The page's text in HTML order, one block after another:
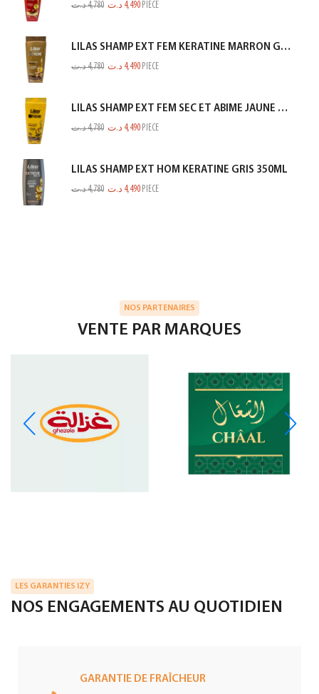
4,780د.ت 4,490 د.ت PIECE
LILAS SHAMP EXT FEM KERATINE MARRON GOLD 350ML
4,780د.ت 4,490 د.ت PIECE
LILAS SHAMP EXT FEM SEC ET ABIME JAUNE 350ML
4,780د.ت 4,490 د.ت PIECE
LILAS SHAMP EXT HOM KERATINE GRIS 350ML
4,780د.ت 4,490 د.ت PIECE
NOS PARTENAIRES
VENTE PAR MARQUES
LES GARANTIES IZY
NOS ENGAGEMENTS AU QUOTIDIEN
GARANTIE DE FRAÎCHEUR